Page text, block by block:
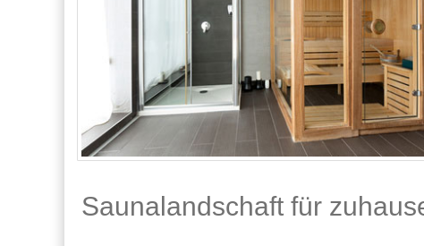
Saunalandschaft für